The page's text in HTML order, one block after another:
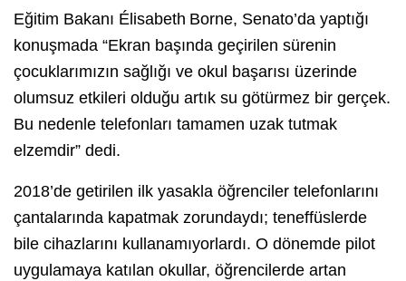
Eğitim Bakanı Élisabeth Borne, Senato’da yaptığı
konuşmada “Ekran başında geçirilen sürenin
çocuklarımızın sağlığı ve okul başarısı üzerinde
olumsuz etkileri olduğu artık su götürmez bir gerçek.
Bu nedenle telefonları tamamen uzak tutmak
elzemdir” dedi.
2018’de getirilen ilk yasakla öğrenciler telefonlarını
çantalarında kapatmak zorundaydı; teneffüslerde
bile cihazlarını kullanamıyorlardı. O dönemde pilot
uygulamaya katılan okullar, öğrencilerde artan